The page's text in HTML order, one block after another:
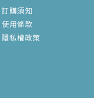
訂購須知
使用條款
隱私權政策